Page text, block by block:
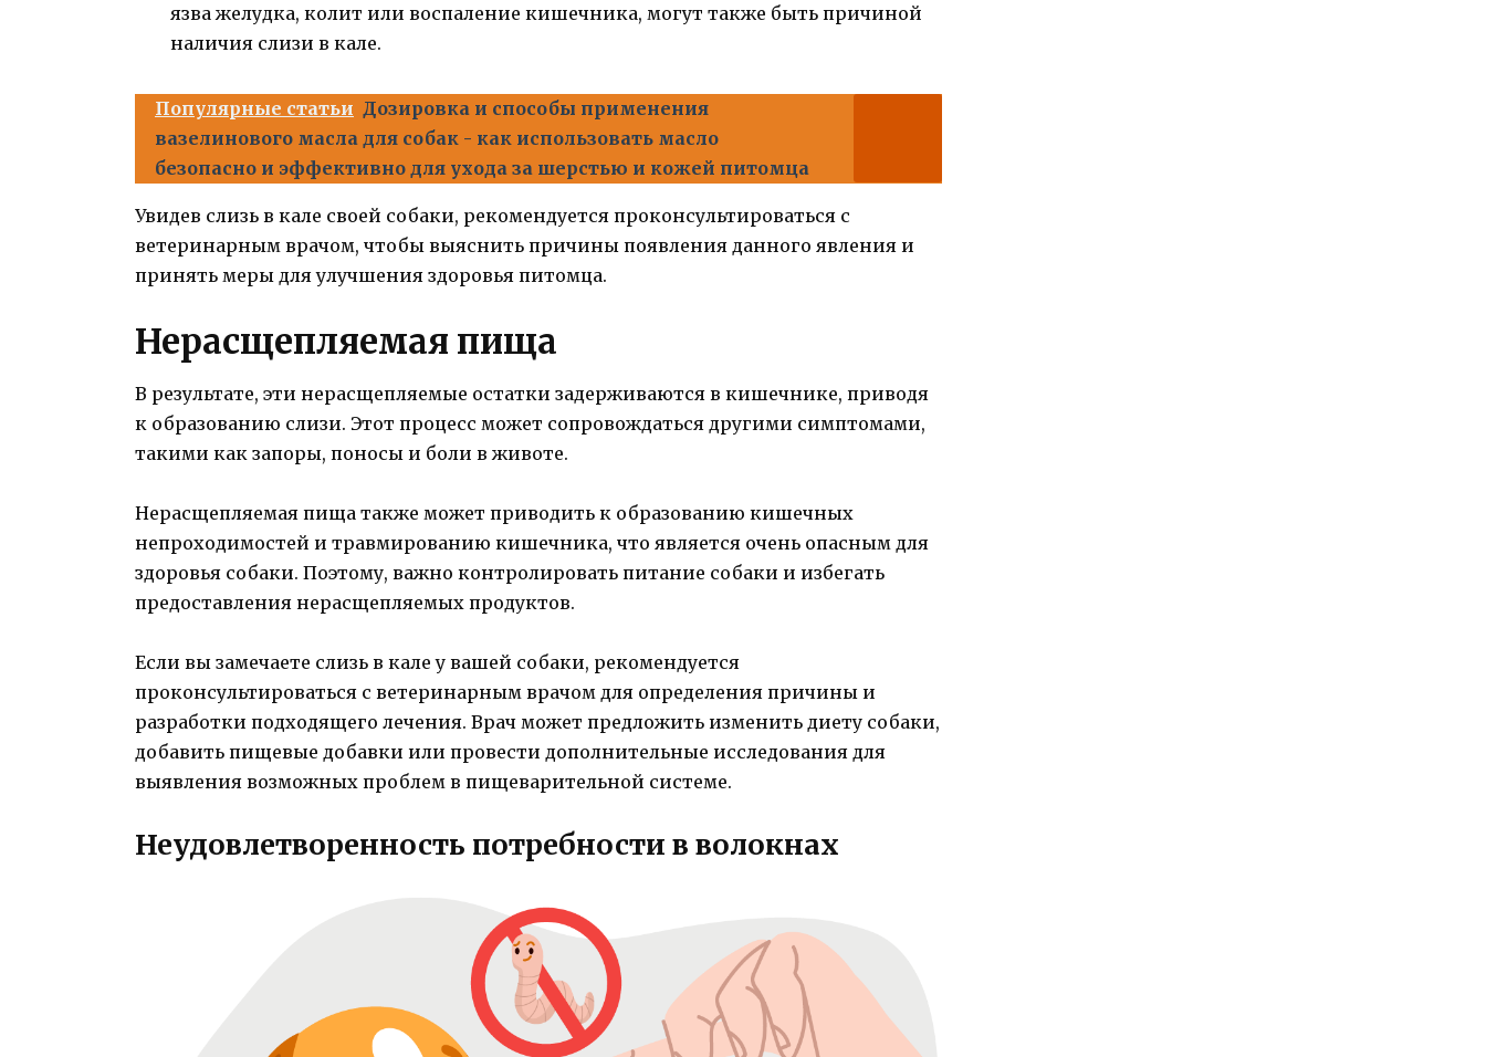
язва желудка, колит или воспаление кишечника, могут также быть причиной
наличия слизи в кале.
Популярные статьи Дозировка и способы применения
вазелинового масла для собак - как использовать масло
безопасно и эффективно для ухода за шерстью и кожей питомца
Увидев слизь в кале своей собаки, рекомендуется проконсультироваться с
ветеринарным врачом, чтобы выяснить причины появления данного явления и
принять меры для улучшения здоровья питомца.
Нерасщепляемая пища
В результате, эти нерасщепляемые остатки задерживаются в кишечнике, приводя
к образованию слизи. Этот процесс может сопровождаться другими симптомами,
такими как запоры, поносы и боли в животе.
Нерасщепляемая пища также может приводить к образованию кишечных
непроходимостей и травмированию кишечника, что является очень опасным для
здоровья собаки. Поэтому, важно контролировать питание собаки и избегать
предоставления нерасщепляемых продуктов.
Если вы замечаете слизь в кале у вашей собаки, рекомендуется
проконсультироваться с ветеринарным врачом для определения причины и
разработки подходящего лечения. Врач может предложить изменить диету собаки,
добавить пищевые добавки или провести дополнительные исследования для
выявления возможных проблем в пищеварительной системе.
Неудовлетворенность потребности в волокнах